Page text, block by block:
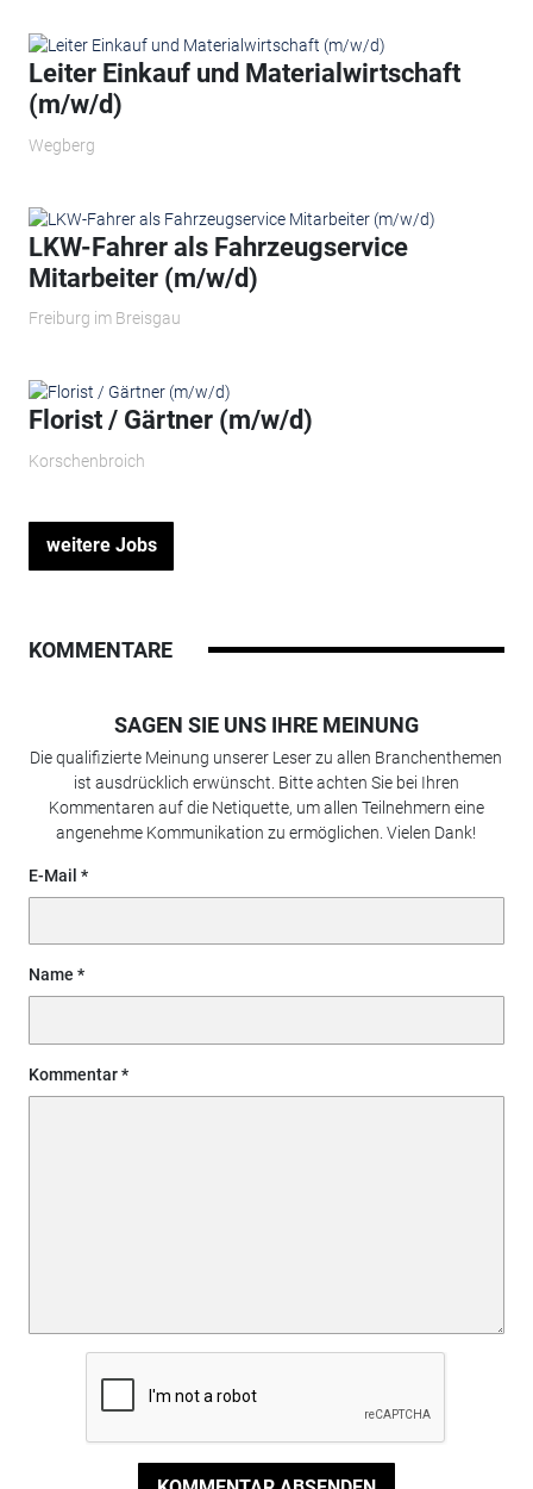
Leiter Einkauf und Materialwirtschaft
(m/w/d)
Wegberg
LKW-Fahrer als Fahrzeugservice
Mitarbeiter (m/w/d)
Freiburg im Breisgau
Florist / Gärtner (m/w/d)
Korschenbroich
weitere Jobs
KOMMENTARE
SAGEN SIE UNS IHRE MEINUNG
Die qualifizierte Meinung unserer Leser zu allen Branchenthemen
ist ausdrücklich erwünscht. Bitte achten Sie bei Ihren
Kommentaren auf die Netiquette, um allen Teilnehmern eine
angenehme Kommunikation zu ermöglichen. Vielen Dank!
E-Mail
Name
Kommentar